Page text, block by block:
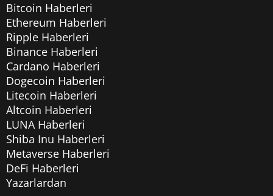
Bitcoin Haberleri
Ethereum Haberleri
Ripple Haberleri
Binance Haberleri
Cardano Haberleri
Dogecoin Haberleri
Litecoin Haberleri
Altcoin Haberleri
LUNA Haberleri
Shiba Inu Haberleri
Metaverse Haberleri
DeFi Haberleri
Yazarlardan